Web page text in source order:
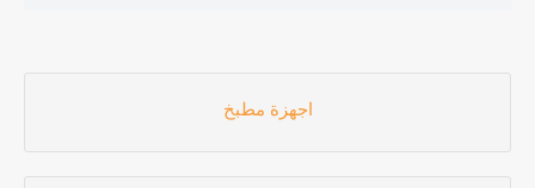
اجهزة مطبخ